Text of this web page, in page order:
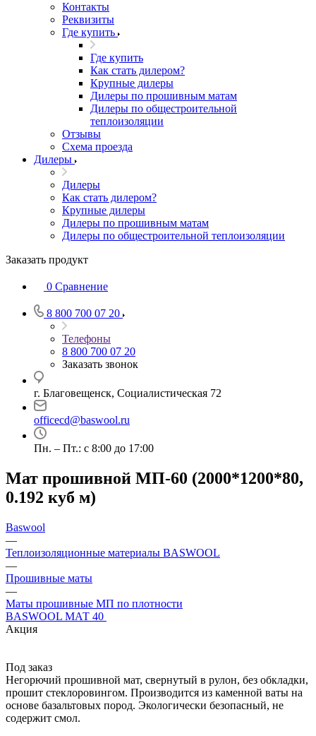
Контакты
Реквизиты
Где купить
Где купить
Как стать дилером?
Крупные дилеры
Дилеры по прошивным матам
Дилеры по общестроительной
теплоизоляции
Отзывы
Схема проезда
Дилеры
Дилеры
Как стать дилером?
Крупные дилеры
Дилеры по прошивным матам
Дилеры по общестроительной теплоизоляции
Заказать продукт
0 Сравнение
8 800 700 07 20
Телефоны
8 800 700 07 20
Заказать звонок
г. Благовещенск, Социалистическая 72
officecd@baswool.ru
Пн. – Пт.: с 8:00 до 17:00
Мат прошивной МП-60 (2000*1200*80,
0.192 куб м)
Baswool
—
Теплоизоляционные материалы BASWOOL
—
Прошивные маты
—
Маты прошивные МП по плотности
BASWOOL МАТ 40
Акция
Под заказ
Негорючий прошивной мат, свернутый в рулон, без обкладки,
прошит стеклоровингом. Производится из каменной ваты на
основе базальтовых пород. Экологически безопасный, не
содержит смол.